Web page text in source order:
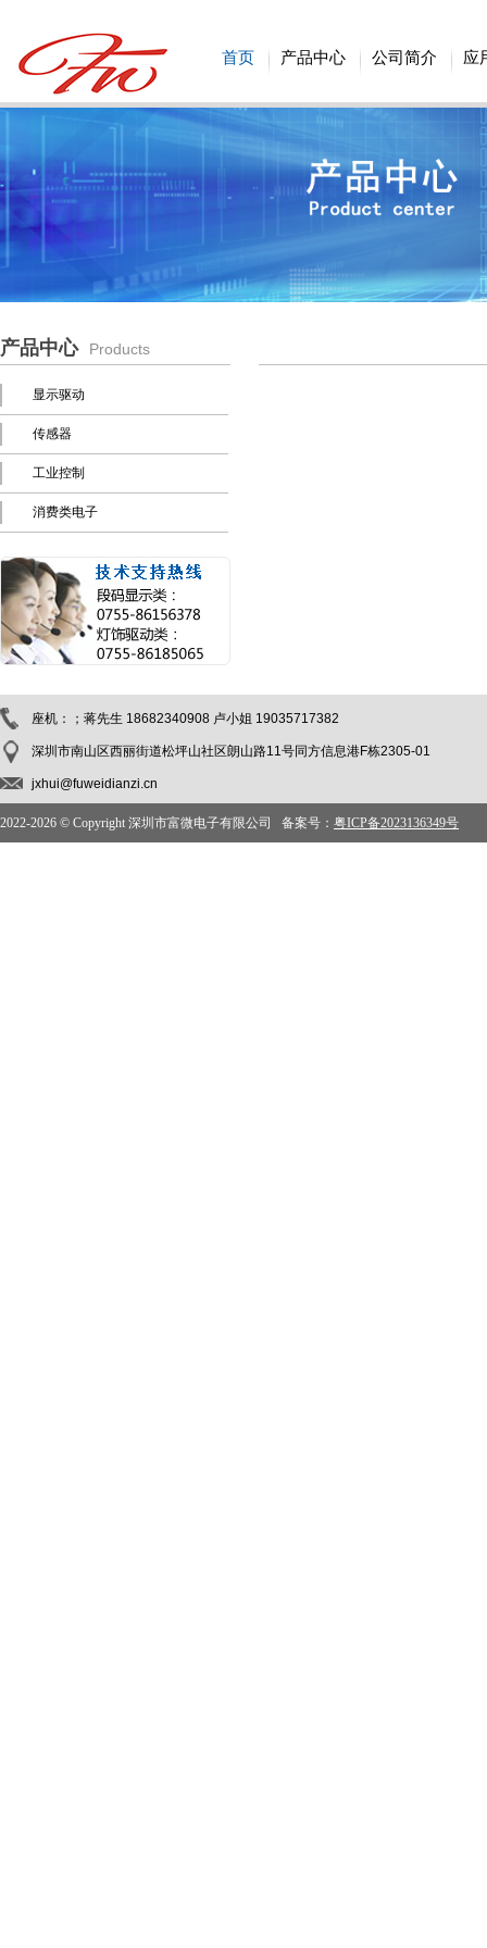
首页 产品中心 公司简介 应
产品中心 Products
显示驱动
传感器
工业控制
消费类电子
座机：；蒋先生 18682340908 卢小姐 19035717382
深圳市南山区西丽街道松坪山社区朗山路11号同方信息港F栋2305-01
jxhui@fuweidianzi.cn
2022-2026 © Copyright 深圳市富微电子有限公司 备案号： 粤ICP备2023136349号